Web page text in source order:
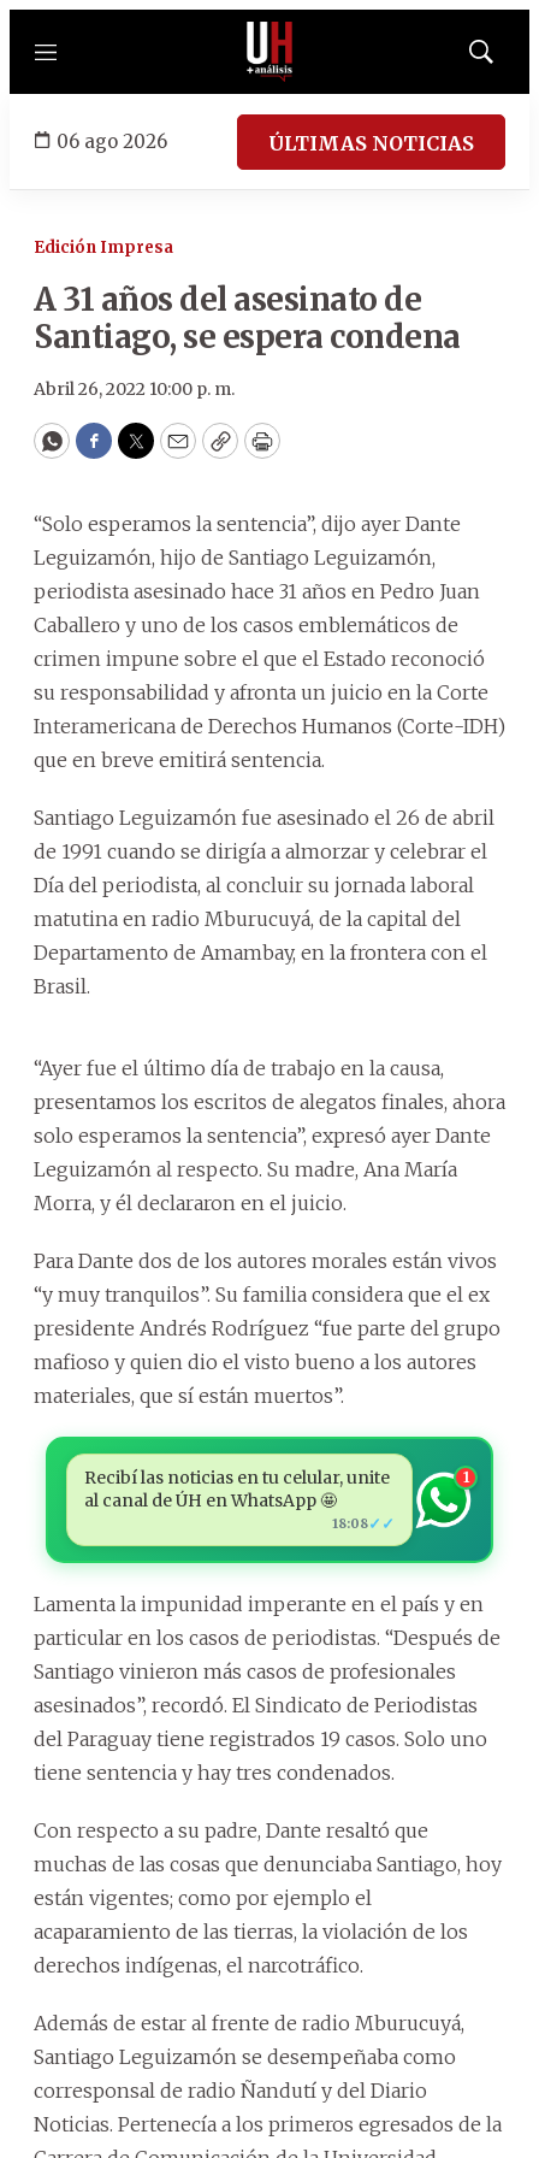
Menú
Mostrar
06 ago 2026 ÚLTIMAS NOTICIAS
Edición Impresa
A 31 años del asesinato de
Santiago, se espera condena
Abril 26, 2022 10:00 p. m.
WhatsApp
Facebook
Twitter
EmailCopyPrint
“Solo esperamos la sentencia”, dijo ayer Dante
Leguizamón, hijo de Santiago Leguizamón,
periodista asesinado hace 31 años en Pedro Juan
Caballero y uno de los casos emblemáticos de
crimen impune sobre el que el Estado reconoció
su responsabilidad y afronta un juicio en la Corte
Interamericana de Derechos Humanos (Corte-IDH)
que en breve emitirá sentencia.
Santiago Leguizamón fue asesinado el 26 de abril
de 1991 cuando se dirigía a almorzar y celebrar el
Día del periodista, al concluir su jornada laboral
matutina en radio Mburucuyá, de la capital del
Departamento de Amambay, en la frontera con el
Brasil.
“Ayer fue el último día de trabajo en la causa,
presentamos los escritos de alegatos finales, ahora
solo esperamos la sentencia”, expresó ayer Dante
Leguizamón al respecto. Su madre, Ana María
Morra, y él declararon en el juicio.
Para Dante dos de los autores morales están vivos
“y muy tranquilos”. Su familia considera que el ex
presidente Andrés Rodríguez “fue parte del grupo
mafioso y quien dio el visto bueno a los autores
materiales, que sí están muertos”.
Recibí las noticias en tu celular, unite
al canal de ÚH en WhatsApp 🤩
18:08✓✓
1
Lamenta la impunidad imperante en el país y en
particular en los casos de periodistas. “Después de
Santiago vinieron más casos de profesionales
asesinados”, recordó. El Sindicato de Periodistas
del Paraguay tiene registrados 19 casos. Solo uno
tiene sentencia y hay tres condenados.
Con respecto a su padre, Dante resaltó que
muchas de las cosas que denunciaba Santiago, hoy
están vigentes; como por ejemplo el
acaparamiento de las tierras, la violación de los
derechos indígenas, el narcotráfico.
Además de estar al frente de radio Mburucuyá,
Santiago Leguizamón se desempeñaba como
corresponsal de radio Ñandutí y del Diario
Noticias. Pertenecía a los primeros egresados de la